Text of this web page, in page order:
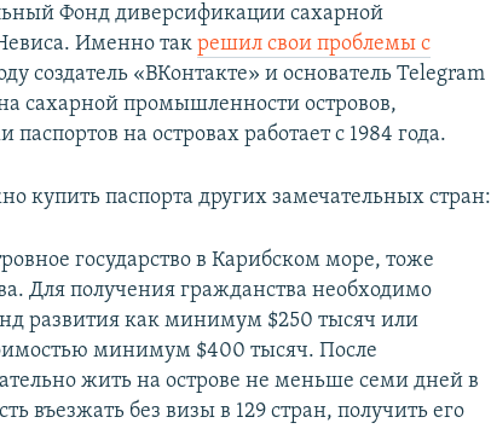
Фонд диверсификации сахарной
Именно такрешил свои проблемы с
создатель «ВКонтакте» и основатель Telegram
на сахарной промышленности островов,
на островах работает с 1984 года.
купить паспорта других замечательных стран:
государство в Карибском море, тоже
Для получения гражданства необходимо
развития как минимум $250 тысяч или
минимум $400 тысяч. После
жить на острове не меньше семи дней в
въезжать без визы в 129 стран, получить его